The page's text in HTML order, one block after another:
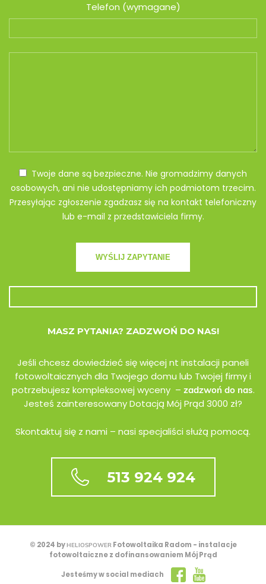
Telefon (wymagane)
Twoje dane są bezpieczne. Nie gromadzimy danych
osobowych, ani nie udostępniamy ich podmiotom trzecim.
Przesyłając zgłoszenie zgadzasz się na kontakt telefoniczny
lub e-mail z przedstawiciela firmy.
MASZ PYTANIA? ZADZWOŃ DO NAS!
Jeśli chcesz dowiedzieć się więcej nt instalacji paneli
fotowoltaicznych dla Twojego domu lub Twojej firmy i
potrzebujesz kompleksowej wyceny – zadzwoń do nas.
Jesteś zainteresowany Dotacją Mój Prąd 3000 zł?
Skontaktuj się z nami – nasi specjaliści służą pomocą.
513 924 924
© 2024 byHELIOSPOWERFotowoltaika Radom - instalacje
fotowoltaiczne z dofinansowaniem Mój Prąd
Jesteśmy w social mediach